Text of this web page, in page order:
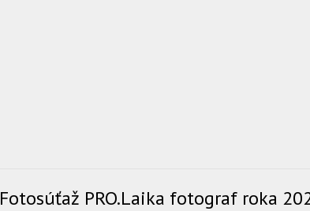
Fotosúťaž PRO.Laika fotograf roka